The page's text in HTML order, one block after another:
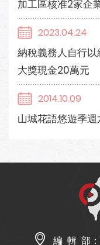
加工區核准2家企
2023.04.24
納稅義務人自行
大獎現金20萬元
2014.10.09
山城花語悠遊季
編 輯 部：